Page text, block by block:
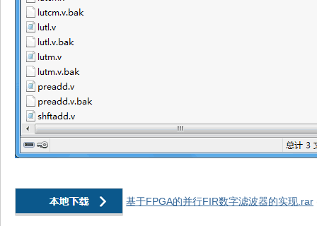
基于FPGA的并行FIR数字滤波器的实现.rar